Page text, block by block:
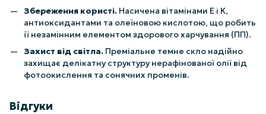
Збереження користі. Насичена вітамінами Е і К,
антиоксидантами та олеїновою кислотою, що робить
її незамінним елементом здорового харчування (ПП).
Захист від світла. Преміальне темне скло надійно
захищає делікатну структуру нерафінованої олії від
фотоокислення та сонячних променів.
Відгуки